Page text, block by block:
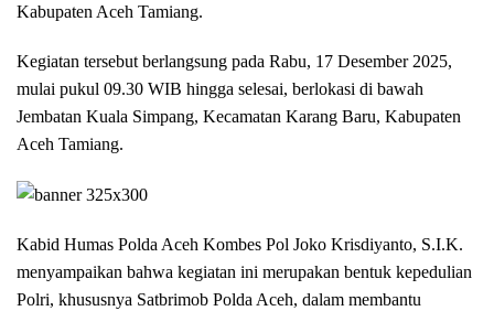
Kabupaten Aceh Tamiang.
Kegiatan tersebut berlangsung pada Rabu, 17 Desember 2025,
mulai pukul 09.30 WIB hingga selesai, berlokasi di bawah
Jembatan Kuala Simpang, Kecamatan Karang Baru, Kabupaten
Aceh Tamiang.
Kabid Humas Polda Aceh Kombes Pol Joko Krisdiyanto, S.I.K.
menyampaikan bahwa kegiatan ini merupakan bentuk kepedulian
Polri, khususnya Satbrimob Polda Aceh, dalam membantu